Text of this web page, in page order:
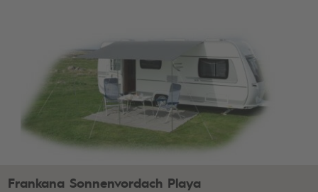
Frankana Sonnenvordach Playa